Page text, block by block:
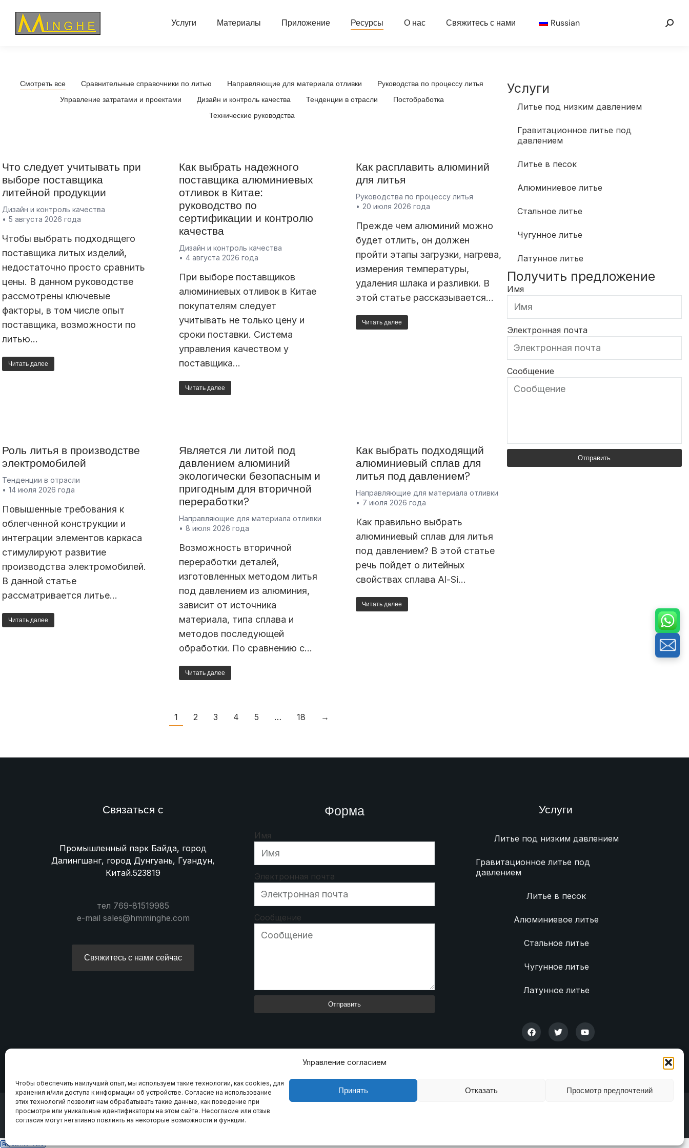
Управление согласием
Чтобы обеспечить наилучший опыт, мы используем такие технологии, как cookies, для
хранения и/или доступа к информации об устройстве. Согласие на использование
этих технологий позволит нам обрабатывать такие данные, как поведение при
просмотре или уникальные идентификаторы на этом сайте. Несогласие или отзыв
согласия могут негативно повлиять на некоторые возможности и функции.
Принять Отказать Просмотр предпочтений
Услуги Материалы Приложение Ресурсы О нас Свяжитесь с нами Russian
Смотреть все Сравнительные справочники по литью Направляющие для материала отливки
Руководства по процессу литья
Управление затратами и проектами
Дизайн и контроль качества Тенденции в отрасли
Постобработка
Технические руководства
Что следует учитывать при
выборе поставщика
литейной продукции
Дизайн и контроль качества
5 августа 2026 года
Чтобы выбрать подходящего
поставщика литых изделий,
недостаточно просто сравнить
цены. В данном руководстве
рассмотрены ключевые
факторы, в том числе опыт
поставщика, возможности по
литью…
Читать далее
Как выбрать надежного
поставщика алюминиевых
отливок в Китае:
руководство по
сертификации и контролю
качества
Дизайн и контроль качества
4 августа 2026 года
При выборе поставщиков
алюминиевых отливок в Китае
покупателям следует
учитывать не только цену и
сроки поставки. Система
управления качеством у
поставщика…
Читать далее
Как расплавить алюминий
для литья
Руководства по процессу литья
20 июля 2026 года
Прежде чем алюминий можно
будет отлить, он должен
пройти этапы загрузки, нагрева,
измерения температуры,
удаления шлака и разливки. В
этой статье рассказывается…
Читать далее
Роль литья в производстве
электромобилей
Тенденции в отрасли
14 июля 2026 года
Повышенные требования к
облегченной конструкции и
интеграции элементов каркаса
стимулируют развитие
производства электромобилей.
В данной статье
рассматривается литье…
Читать далее
Является ли литой под
давлением алюминий
экологически безопасным и
пригодным для вторичной
переработки?
Направляющие для материала отливки
8 июля 2026 года
Возможность вторичной
переработки деталей,
изготовленных методом литья
под давлением из алюминия,
зависит от источника
материала, типа сплава и
методов последующей
обработки. По сравнению с…
Читать далее
Как выбрать подходящий
алюминиевый сплав для
литья под давлением?
Направляющие для материала отливки
7 июля 2026 года
Как правильно выбрать
алюминиевый сплав для литья
под давлением? В этой статье
речь пойдет о литейных
свойствах сплава Al-Si…
Читать далее
1 2 3 4 5 … 18 →
Услуги
Литье под низким давлением
Гравитационное литье под
давлением
Литье в песок
Алюминиевое литье
Стальное литье
Чугунное литье
Латунное литье
Получить предложение
Имя
Электронная почта
Сообщение
Отправить
Связаться с
Промышленный парк Байда, город
Далингшанг, город Дунгуань, Гуандун,
Китай.523819
тел 769-81519985
e-mail sales@hmminghe.com
Свяжитесь с нами сейчас
Форма
Имя
Электронная почта
Сообщение
Отправить
Услуги
Литье под низким давлением
Гравитационное литье под
давлением
Литье в песок
Алюминиевое литье
Стальное литье
Чугунное литье
Латунное литье
© 2025 MinHe Company. Все права защищены.